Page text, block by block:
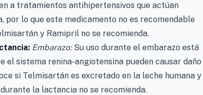
a tratamientos antihipertensivos que actúan
por lo que este medicamento no es recomendable
y Ramipril no se recomienda.
Embarazo: Su uso durante el embarazo está
el sistema renina-angiotensina pueden causar daño
si Telmisartán es excretado en la leche humana y
la lactancia no se recomienda.